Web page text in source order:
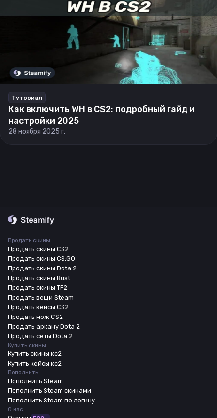
Туториал
Как включить WH в CS2: подробный гайд и
настройки 2025
28 ноября 2025 г.
Продать скины
Продать скины CS2
Продать скины CS:GO
Продать скины Dota 2
Продать скины Rust
Продать скины TF2
Продать вещи Steam
Продать кейсы CS2
Продать нож CS2
Продать аркану Dota 2
Продать сеты Dota 2
Купить скины
Купить скины кс2
Купить кейсы кс2
Пополнить
Пополнить Steam
Пополнить Steam скинами
Пополнить Steam по логину
О нас